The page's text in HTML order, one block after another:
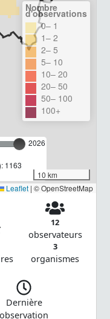
2026
1163
Nombre
d'observations
0– 1
1– 2
2– 5
5– 10
10– 20
20– 50
50– 100
100+
10 km
Leaflet | © OpenStreetMap
12
observateurs
3
organismes
Dernière
observation